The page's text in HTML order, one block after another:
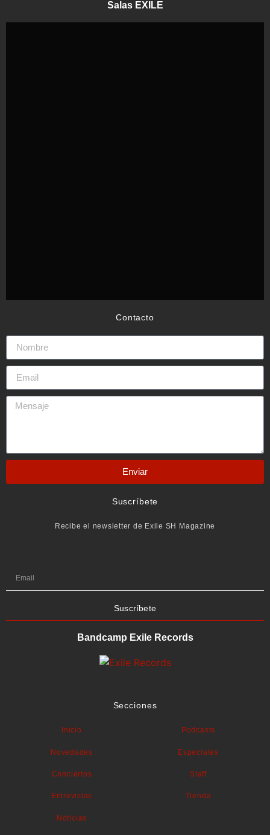
Salas EXILE
Contacto
Enviar
Suscríbete
Recibe el newsletter de Exile SH Magazine
Suscríbete
Bandcamp Exile Records
Secciones
Inicio
Novedades
Conciertos
Entrevistas
Noticias
Podcasts
Especiales
Staff
Tienda